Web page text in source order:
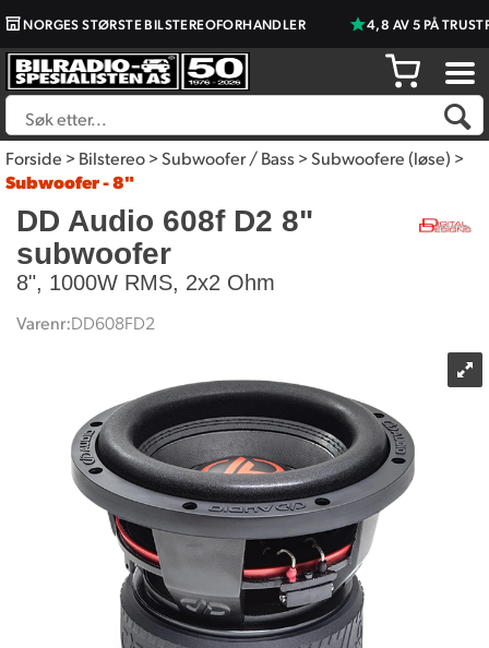
NORGES STØRSTE BILSTEREOFORHANDLER 4,8 AV 5 PÅ
Forside>Bilstereo>Subwoofer / Bass>Subwoofere (løse)>
Subwoofer - 8"
DD Audio 608f D2 8"
subwoofer
8", 1000W RMS, 2x2 Ohm
Varenr:DD608FD2